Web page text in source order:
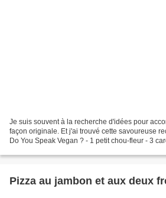
Je suis souvent à la recherche d'idées pour
façon originale. Et j'ai trouvé cette savoureuse
Do You Speak Vegan ? - 1 petit chou-fleur - 3
Pizza au jambon et aux deux